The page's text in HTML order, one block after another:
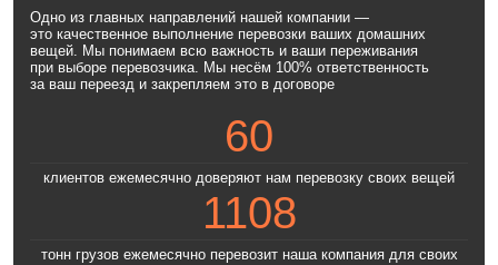
Одно из главных направлений нашей компании —
это качественное выполнение перевозки ваших домашних
вещей. Мы понимаем всю важность и ваши переживания
при выборе перевозчика. Мы несём 100% ответственность
за ваш переезд и закрепляем это в договоре
60
клиентов ежемесячно доверяют нам перевозку своих вещей
1108
тонн грузов ежемесячно перевозит наша компания для своих